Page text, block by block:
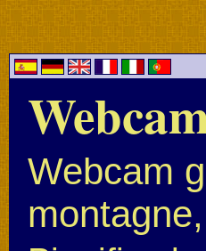
Webcam